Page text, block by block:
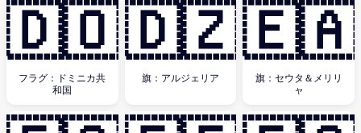
🇩🇴
フラグ：ドミニカ共
和国
🇩🇿
旗：アルジェリア
🇪🇦
旗：セウタ＆メリリ
ャ